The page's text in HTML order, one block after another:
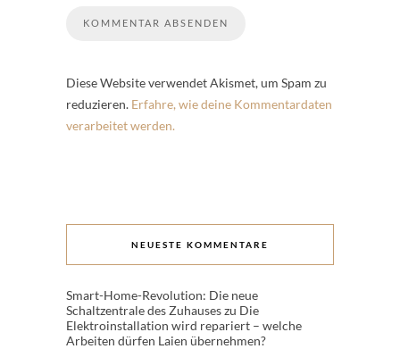
Diese Website verwendet Akismet, um Spam zu
reduzieren. Erfahre, wie deine Kommentardaten
verarbeitet werden.
NEUESTE KOMMENTARE
Smart-Home-Revolution: Die neue
Schaltzentrale des Zuhauseszu Die
Elektroinstallation wird repariert – welche
Arbeiten dürfen Laien übernehmen?